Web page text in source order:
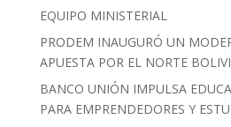
EQUIPO MINISTERIAL
PRODEM INAUGURÓ UN
APUESTA POR EL NORTE
BANCO UNIÓN IMPULSA
PARA EMPRENDEDORES Y